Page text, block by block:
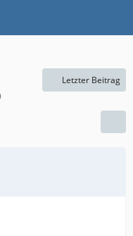
Letzter Beitrag